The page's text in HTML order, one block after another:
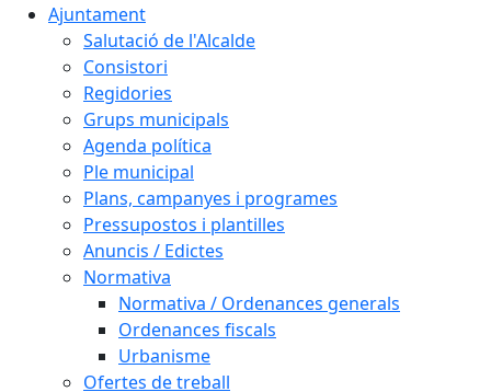
Ajuntament
Salutació de l'Alcalde
Consistori
Regidories
Grups municipals
Agenda política
Ple municipal
Plans, campanyes i programes
Pressupostos i plantilles
Anuncis / Edictes
Normativa
Normativa / Ordenances generals
Ordenances fiscals
Urbanisme
Ofertes de treball